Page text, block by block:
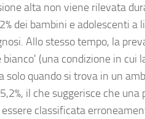
alta non viene rilevata
dei bambini e adolescenti a
Allo stesso tempo, la
(una condizione in cui
solo quando si trova in un
il che suggerisce che una
classificata